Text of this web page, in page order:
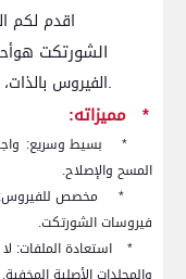
اقدم لكم
الشورتكت
الفيروس بالذات، وغالبًا ما يكون الحل الأول الذي يوصى به.
* مميزاته:
*
بسيط وسريع:
المسح والإصلاح.
*
مخصص
فيروسات الشورتكت.
*
استعادة الملفات: